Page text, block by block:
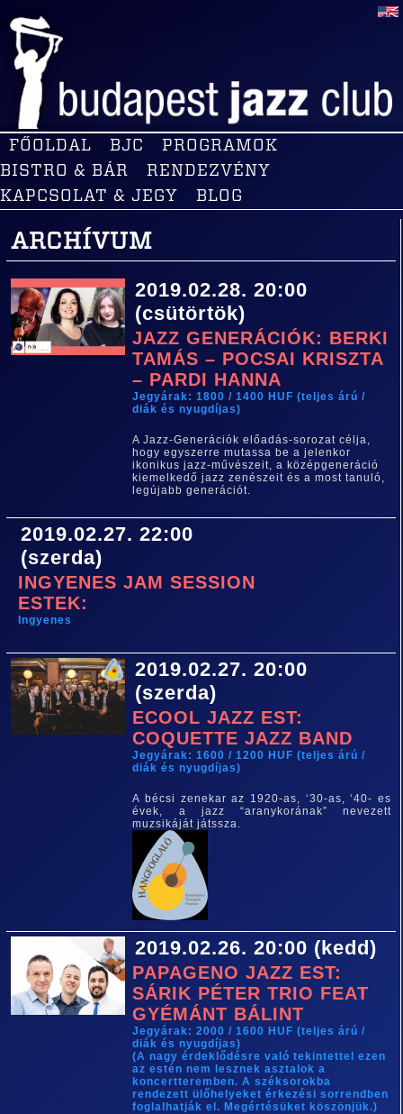
FŐOLDAL BJC
PROGRAMOK
BISTRO & BÁR
RENDEZVÉNY
KAPCSOLAT & JEGY
BLOG
ARCHÍVUM
2019.02.28. 20:00
(csütörtök)
JAZZ GENERÁCIÓK: BERKI
TAMÁS – POCSAI KRISZTA
– PARDI HANNA
Jegyárak: 1800 / 1400 HUF (teljes árú /
diák és nyugdíjas)
A Jazz-Generációk előadás-sorozat célja,
hogy egyszerre mutassa be a jelenkor
ikonikus jazz-művészeit, a középgeneráció
kiemelkedő jazz zenészeit és a most tanuló,
legújabb generációt.
2019.02.27. 22:00
(szerda)
INGYENES JAM SESSION
ESTEK:
Ingyenes
2019.02.27. 20:00
(szerda)
ECOOL JAZZ EST:
COQUETTE JAZZ BAND
Jegyárak: 1600 / 1200 HUF (teljes árú /
diák és nyugdíjas)
A bécsi zenekar az 1920-as, ‘30-as, ‘40- es
évek, a jazz “aranykorának” nevezett
muzsikáját játssza.
2019.02.26. 20:00 (kedd)
PAPAGENO JAZZ EST:
SÁRIK PÉTER TRIO FEAT
GYÉMÁNT BÁLINT
Jegyárak: 2000 / 1600 HUF (teljes árú /
diák és nyugdíjas)
(A nagy érdeklődésre való tekintettel ezen
az estén nem lesznek asztalok a
koncertteremben. A széksorokba
rendezett ülőhelyeket érkezési sorrendben
foglalhatják el. Megértésüket köszönjük.)